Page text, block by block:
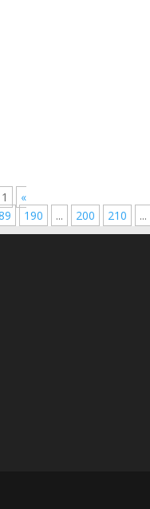
«
190 ... 200 210 ...